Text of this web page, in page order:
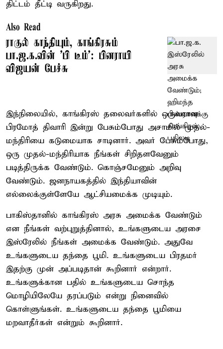
திட்டம் தீட்டி வருகிறது.
Also Read
ராகுல் காந்தியும், காங்கிரசும்
பா.ஜ.க.வின் 'பி டீம்': பினராயி
விஜயன் பேச்சு
இந்நிலையில், காங்கிரஸ் தலைவர்களில் ஒருவரான
பிரமோத் திவாரி இன்று பேசும்போது அசாமில் முதல்-
மந்திரியை கடுமையாக சாடினார். அவர் பேசும்போது,
ஒரு முதல்-மந்திரியாக நீங்கள் சிறிதளவேனும்
படித்திருக்க வேண்டும். கொஞ்சமேனும் அறிவு
வேண்டும். ஜனநாயகத்தில் இந்தியாவின்
எல்லைக்குள்ளேயே ஆட்சியமைக்க முடியும்.
பாகிஸ்தானில் காங்கிரஸ் அரசு அமைக்க வேண்டும்
என நீங்கள் வற்புறுத்தினால், உங்களுடைய அரசை
இஸ்ரேலில் நீங்கள் அமைக்க வேண்டும். அதுவே
உங்களுடைய தந்தை பூமி. உங்களுடைய பிரதமர்
இதற்கு முன் அப்படிதான் கூறினார் என்றார்.
உங்களுக்கான பதில் உங்களுடைய சொந்த
மொழியிலேயே தரப்படும் என்று நினைவில்
கொள்ளுங்கள். உங்களுடைய தந்தை பூமியை
மறவாதீர்கள் என்றும் கூறினார்.